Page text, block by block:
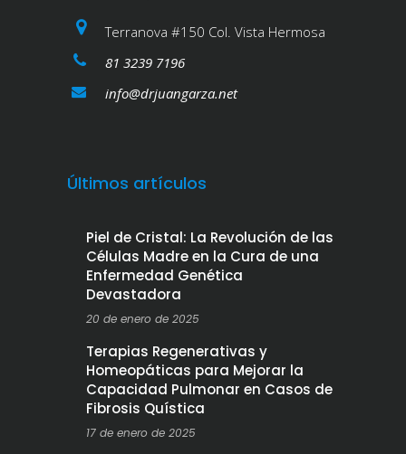
Terranova #150 Col. Vista Hermosa
81 3239 7196
info@drjuangarza.net
Últimos artículos
Piel de Cristal: La Revolución de las
Células Madre en la Cura de una
Enfermedad Genética
Devastadora
20 de enero de 2025
Terapias Regenerativas y
Homeopáticas para Mejorar la
Capacidad Pulmonar en Casos de
Fibrosis Quística
17 de enero de 2025